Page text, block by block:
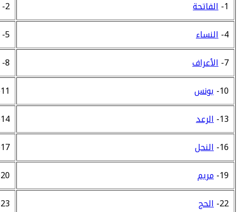
1- الفاتحة 2-
4- النساء 5-
7- الأعراف 8-
10- يونس 11-
13- الرعد 14-
16- النحل 17-
19- مريم 20-
22- الحج 23-